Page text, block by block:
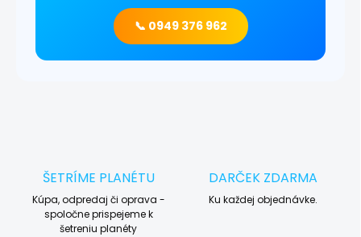
📞 0949 376 962
ŠETRÍME PLANÉTU
Kúpa, odpredaj či oprava -
spoločne prispejeme k
šetreniu planéty
DARČEK ZDARMA
Ku každej objednávke.